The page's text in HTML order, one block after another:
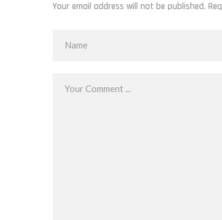
Your email address will not be published.